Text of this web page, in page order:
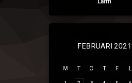
Larm
FEBRUARI 2021
M T O T F L